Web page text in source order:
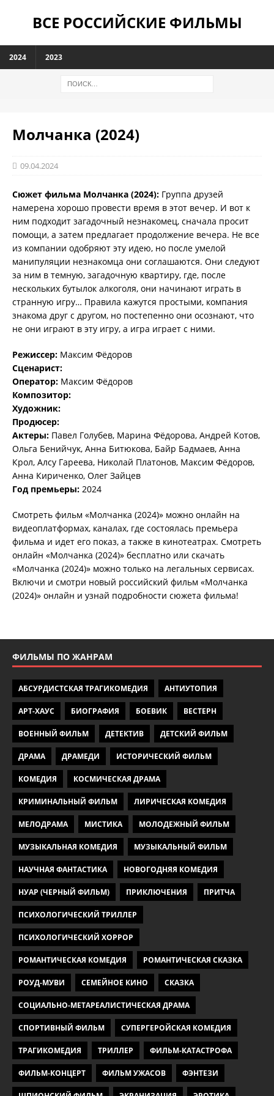
ВСЕ РОССИЙСКИЕ ФИЛЬМЫ
2024 2023
Молчанка (2024)
09.04.2024
Сюжет фильма Молчанка (2024): Группа друзей
намерена хорошо провести время в этот вечер. И вот к
ним подходит загадочный незнакомец, сначала просит
помощи, а затем предлагает продолжение вечера. Не все
из компании одобряют эту идею, но после умелой
манипуляции незнакомца они соглашаются. Они следуют
за ним в темную, загадочную квартиру, где, после
нескольких бутылок алкоголя, они начинают играть в
странную игру… Правила кажутся простыми, компания
знакома друг с другом, но постепенно они осознают, что
не они играют в эту игру, а игра играет с ними.
Режиссер: Максим Фёдоров
Сценарист:
Оператор: Максим Фёдоров
Композитор:
Художник:
Продюсер:
Актеры: Павел Голубев, Марина Фёдорова, Андрей Котов,
Ольга Бенийчук, Анна Битюкова, Байр Бадмаев, Анна
Крол, Алсу Гареева, Николай Платонов, Максим Фёдоров,
Анна Кириченко, Олег Зайцев
Год премьеры: 2024
Смотреть фильм «Молчанка (2024)» можно онлайн на
видеоплатформах, каналах, где состоялась премьера
фильма и идет его показ, а также в кинотеатрах. Смотреть
онлайн «Молчанка (2024)» бесплатно или скачать
«Молчанка (2024)» можно только на легальных сервисах.
Включи и смотри новый российский фильм «Молчанка
(2024)» онлайн и узнай подробности сюжета фильма!
ФИЛЬМЫ ПО ЖАНРАМ
АБСУРДИСТСКАЯ ТРАГИКОМЕДИЯ АНТИУТОПИЯ
АРТ-ХАУС БИОГРАФИЯ БОЕВИК ВЕСТЕРН
ВОЕННЫЙ ФИЛЬМ ДЕТЕКТИВ ДЕТСКИЙ ФИЛЬМ
ДРАМА ДРАМЕДИ ИСТОРИЧЕСКИЙ ФИЛЬМ
КОМЕДИЯ КОСМИЧЕСКАЯ ДРАМА
КРИМИНАЛЬНЫЙ ФИЛЬМ ЛИРИЧЕСКАЯ КОМЕДИЯ
МЕЛОДРАМА МИСТИКА МОЛОДЕЖНЫЙ ФИЛЬМ
МУЗЫКАЛЬНАЯ КОМЕДИЯ МУЗЫКАЛЬНЫЙ ФИЛЬМ
НАУЧНАЯ ФАНТАСТИКА НОВОГОДНЯЯ КОМЕДИЯ
НУАР (ЧЕРНЫЙ ФИЛЬМ) ПРИКЛЮЧЕНИЯ ПРИТЧА
ПСИХОЛОГИЧЕСКИЙ ТРИЛЛЕР
ПСИХОЛОГИЧЕСКИЙ ХОРРОР
РОМАНТИЧЕСКАЯ КОМЕДИЯ РОМАНТИЧЕСКАЯ СКАЗКА
РОУД-МУВИ СЕМЕЙНОЕ КИНО СКАЗКА
СОЦИАЛЬНО-МЕТАРЕАЛИСТИЧЕСКАЯ ДРАМА
СПОРТИВНЫЙ ФИЛЬМ СУПЕРГЕРОЙСКАЯ КОМЕДИЯ
ТРАГИКОМЕДИЯ ТРИЛЛЕР ФИЛЬМ-КАТАСТРОФА
ФИЛЬМ-КОНЦЕРТ ФИЛЬМ УЖАСОВ ФЭНТЕЗИ